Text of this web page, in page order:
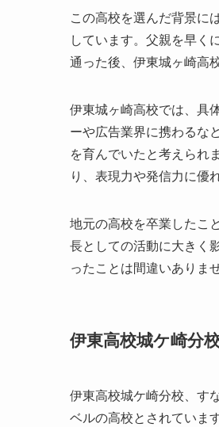
この高校を選んだ背景に
しています。父親を早く
通った後、伊東城ヶ崎高
伊東城ヶ崎高校では、具
ーや広告業界に携わるな
を育んでいたと考えられ
り、表現力や発信力に優
地元の高校を卒業したこ
長としての活動に大きく
ったことは間違いありませ
伊東高校城ケ崎分
伊東高校城ケ崎分校、す
ベルの高校とされていま